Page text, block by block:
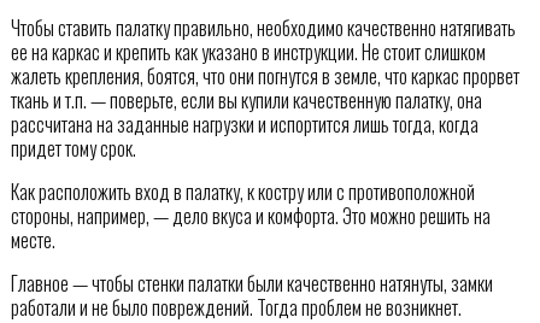
Чтобы ставить палатку правильно, необходимо качественно натягивать
ее на каркас и крепить как указано в инструкции. Не стоит слишком
жалеть крепления, боятся, что они погнутся в земле, что каркас прорвет
ткань и т.п. — поверьте, если вы купили качественную палатку, она
рассчитана на заданные нагрузки и испортится лишь тогда, когда
придет тому срок.
Как расположить вход в палатку, к костру или с противоположной
стороны, например, — дело вкуса и комфорта. Это можно решить на
месте.
Главное — чтобы стенки палатки были качественно натянуты, замки
работали и не было повреждений. Тогда проблем не возникнет.